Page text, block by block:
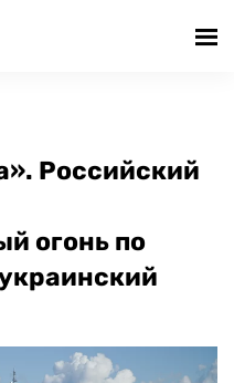
Российский
огонь по